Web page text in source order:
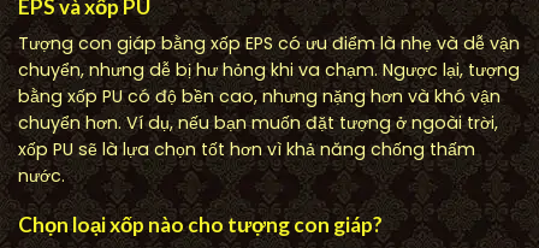
EPS và xốp PU
Tượng con giáp bằng xốp EPS có ưu điểm là nhẹ và dễ vận
chuyển, nhưng dễ bị hư hỏng khi va chạm. Ngược lại, tượng
bằng xốp PU có độ bền cao, nhưng nặng hơn và khó vận
chuyển hơn. Ví dụ, nếu bạn muốn đặt tượng ở ngoài trời,
xốp PU sẽ là lựa chọn tốt hơn vì khả năng chống thấm
nước.
Chọn loại xốp nào cho tượng con giáp?